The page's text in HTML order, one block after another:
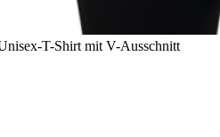
T-Shirt mit V-Ausschnitt